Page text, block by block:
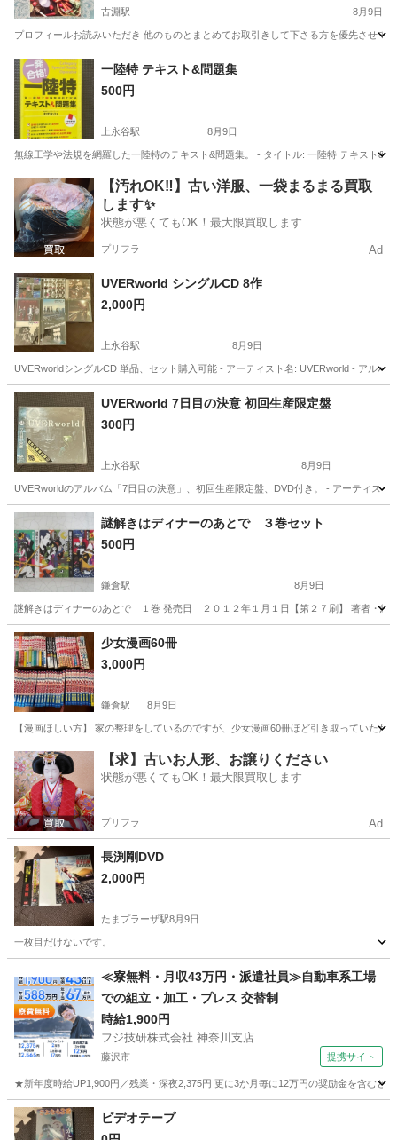
古淵駅 8月9日
プロフィールお読みいただき 他のものとまとめてお取引きして下さる方を優先させて
神奈川 相模原市 古淵駅 その他
一陸特 テキスト&問題集
500円
上永谷駅 8月9日
無線工学や法規を網羅した一陸特のテキスト&問題集。 - タイトル: 一陸特 テキスト&
神奈川 横浜市 上永谷駅 参考書 問題集
【汚れOK‼️】古い洋服、一袋まるまる買取
します✨
状態が悪くてもOK！最大限買取します
プリフラ Ad
UVERworld シングルCD 8作
2,000円
上永谷駅 8月9日
UVERworldシングルCD 単品、セット購入可能 - アーティスト名: UVERworld - アルバ
神奈川 横浜市 CD UVERworld
UVERworld 7日目の決意 初回生産限定盤
300円
上永谷駅 8月9日
UVERworldのアルバム「7日目の決意」、初回生産限定盤、DVD付き。 - アーティス
神奈川 横浜市 上永谷駅 UVERworld
謎解きはディナーのあとで ３巻セット
500円
鎌倉駅 8月9日
謎解きはディナーのあとで １巻 発売日 ２０１２年１月１日【第２７刷】 著者
神奈川 鎌倉市 鎌倉駅 文芸
少女漫画60冊
3,000円
鎌倉駅 8月9日
【漫画ほしい方】 家の整理をしているのですが、少女漫画60冊ほど引き取っていた
神奈川 鎌倉駅 マンガ、コミック、アニメ
【求】古いお人形、お譲りください
状態が悪くてもOK！最大限買取します
プリフラ Ad
長渕剛DVD
2,000円
たまプラーザ駅8月9日
一枚目だけないです。
たまプラーザ駅 DVD/ブルーレイ
≪寮無料・月収43万円・派遣社員≫自動車系工場
での組立・加工・プレス 交替制
時給1,900円
フジ技研株式会社 神奈川支店
藤沢市 提携サイト
★新年度時給UP1,900円／残業・深夜2,375円 更に3か月毎に12万円の奨励金を含む
神奈川 藤沢市 その他
ビデオテープ